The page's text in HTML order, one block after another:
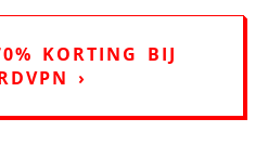
KORTING BIJ
›